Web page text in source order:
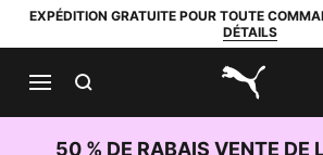
EXPÉDITION GRATUITE POUR TOUTE
DÉTAILS
PUMA.com
50 % DE RABAIS VENTE DE